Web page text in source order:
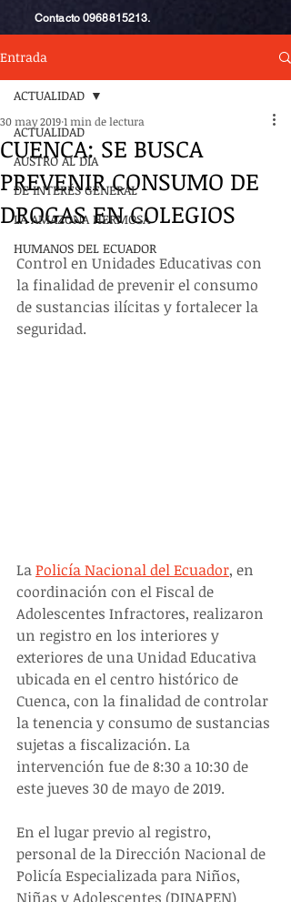
Contacto0968815213.
Entrada
ACTUALIDAD
AUSTRO AL DÍA
DE INTERÉS GENERAL
LA AMAZONA HERMOSA
HUMANOS DEL ECUADOR
ACTUALIDAD
CUENCA: SE BUSCA
PREVENIR CONSUMO DE
DROGAS EN COLEGIOS
30 may 20191 min de lectura
Control en Unidades Educativas con
la finalidad de prevenir el consumo
de sustancias ilícitas y fortalecer la
seguridad.
La Policía Nacional del Ecuador, en
coordinación con el Fiscal de
Adolescentes Infractores, realizaron
un registro en los interiores y
exteriores de una Unidad Educativa
ubicada en el centro histórico de
Cuenca, con la finalidad de controlar
la tenencia y consumo de sustancias
sujetas a fiscalización. La
intervención fue de 8:30 a 10:30 de
este jueves 30 de mayo de 2019.
En el lugar previo al registro,
personal de la Dirección Nacional de
Policía Especializada para Niños,
Niñas y Adolescentes (DINAPEN)